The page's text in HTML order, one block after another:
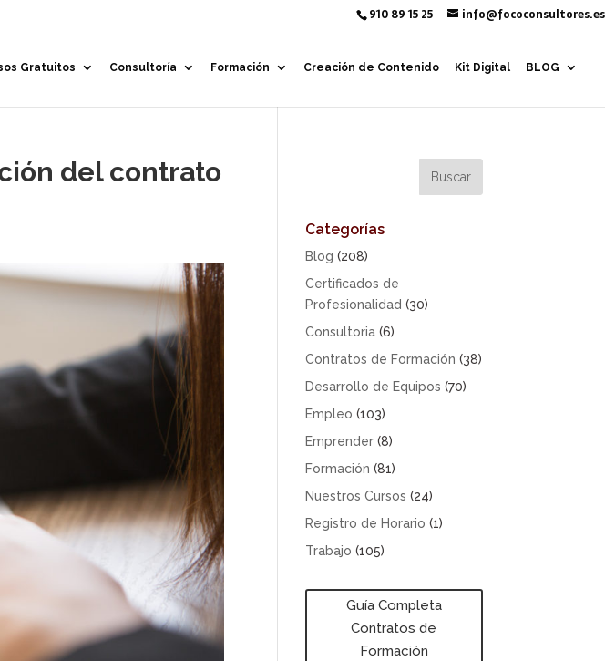
910 89 15 25 info@fococonsultores.es
Gratuitos Consultoría Formación Creación de Contenido Kit Digital BLOG
del contrato
Categorías
Blog (208)
Certificados de
Profesionalidad (30)
Consultoria (6)
Contratos de Formación (38)
Desarrollo de Equipos (70)
Empleo (103)
Emprender (8)
Formación (81)
Nuestros Cursos (24)
Registro de Horario (1)
Trabajo (105)
Guía Completa
Contratos de
Formación